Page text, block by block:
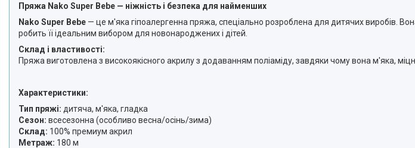
Пряжа Nako Super Bebe — ніжність і безпека для найменших
Nako Super Bebe — це м'яка гіпоалергенна пряжа, спеціально розроблена для дитячих виробів.
робить її ідеальним вибором для новонароджених і дітей.
Склад і властивості:
Пряжа виготовлена з високоякісного акрилу з додаванням поліаміду, завдяки чому вона м'яка,
Характеристики:
Тип пряжі: дитяча, м'яка, гладка
Сезон: всесезонна (особливо весна/осінь/зима)
Склад: 100% премиум акрил
Метраж: 180 м